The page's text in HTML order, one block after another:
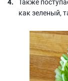
как зеленый,